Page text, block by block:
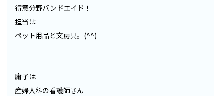
得意分野バンドエイド！
担当は
ペット用品と文房具。(^^)
庸子は
産婦人科の看護師さん